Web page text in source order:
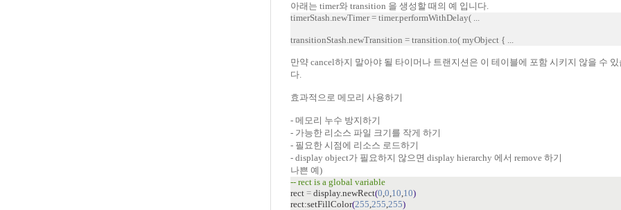
아래는 timer와 transition 을 생성할 때의 예 입니다.
timerStash.newTimer = timer.performWithDelay( ...
transitionStash.newTransition = transition.to( myObject { ...
만약 cancel하지 말아야 될 타이머나 트랜지션은 이 테이블에 포함 시키지 않을 수
다.
효과적으로 메모리 사용하기
- 메모리 누수 방지하기
- 가능한 리소스 파일 크기를 작게 하기
- 필요한 시점에 리소스 로드하기
- display object가 필요하지 않으면 display hierarchy 에서 remove 하기
나쁜 예)
-- rect is a global variable
rect = display.newRect(0,0,10,10)
rect:setFillColor(255,255,255)